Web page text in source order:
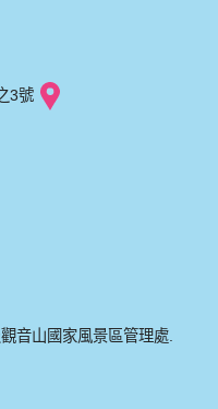
3號
音山國家風景區管理處.